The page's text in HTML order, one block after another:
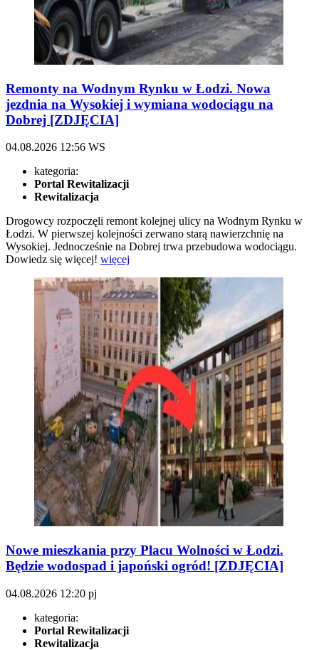
Remonty na Wodnym Rynku w Łodzi. Nowa
jezdnia na Wysokiej i wymiana wodociągu na
Dobrej [ZDJĘCIA]
04.08.2026 12:56 WS
kategoria:
Portal Rewitalizacji
Rewitalizacja
Drogowcy rozpoczęli remont kolejnej ulicy na Wodnym Rynku w
Łodzi. W pierwszej kolejności zerwano starą nawierzchnię na
Wysokiej. Jednocześnie na Dobrej trwa przebudowa wodociągu.
Dowiedz się więcej! więcej
Nowe mieszkania przy Placu Wolności w Łodzi.
Będzie wodospad i japoński ogród! [ZDJĘCIA]
04.08.2026 12:20 pj
kategoria:
Portal Rewitalizacji
Rewitalizacja